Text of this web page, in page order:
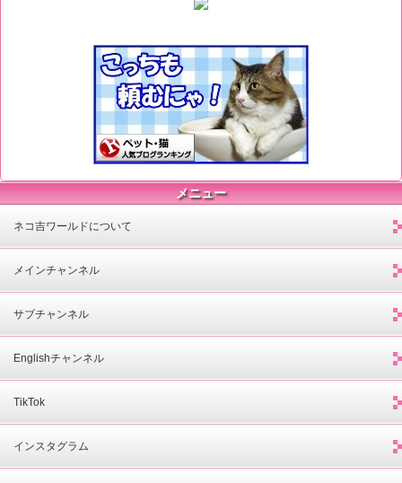
メニュー
ネコ吉ワールドについて
メインチャンネル
サブチャンネル
Englishチャンネル
TikTok
インスタグラム